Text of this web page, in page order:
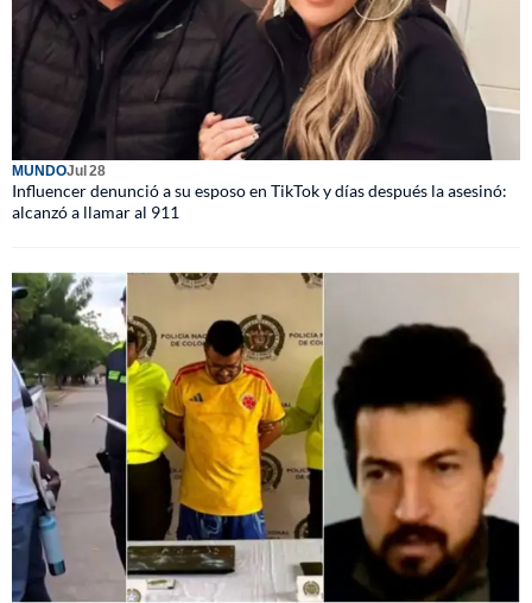
MUNDOJul 28
Influencer denunció a su esposo en TikTok y días después la asesinó:
alcanzó a llamar al 911